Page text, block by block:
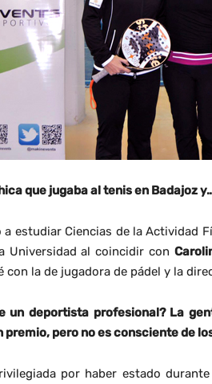
que jugaba al tenis en Badajoz
a estudiar Ciencias de la Actividad
Universidad al coincidir con
con la de jugadora de pádel y la
un deportista profesional? La
premio, pero no es consciente de
por haber estado